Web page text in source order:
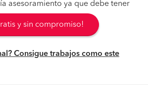
asesoramiento ya que debe tener
y sin compromiso!
Consigue trabajos como este